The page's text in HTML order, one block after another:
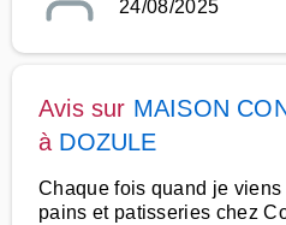
24/08/2025
Avis sur MAISON
à DOZULE
Chaque fois quand je
pains et patisseries chez